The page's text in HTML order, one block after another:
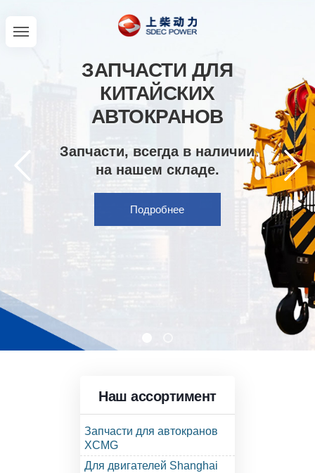
ЗАПЧАСТИ ДЛЯ
КИТАЙСКИХ
АВТОКРАНОВ
Запчасти, всегда в наличии
на нашем складе.
Подробнее
Наш ассортимент
Запчасти для автокранов
XCMG
Для двигателей Shanghai